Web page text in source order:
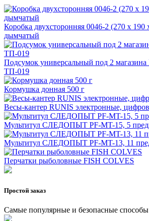
Коробка двухсторонняя 0046-2 (270 х 190
дымчатый
Подсумок универсальный под 2
ТП-019
Кормушка донная 500 г
Весы-кантер RUNIS электронные,
Мультитул СЛЕДОПЫТ PF-MT-15, 5
Мультитул СЛЕДОПЫТ PF-MT-13, 11
Перчатки рыболовные FISH COLVES
Простой заказ
Самые популярные и безопасные